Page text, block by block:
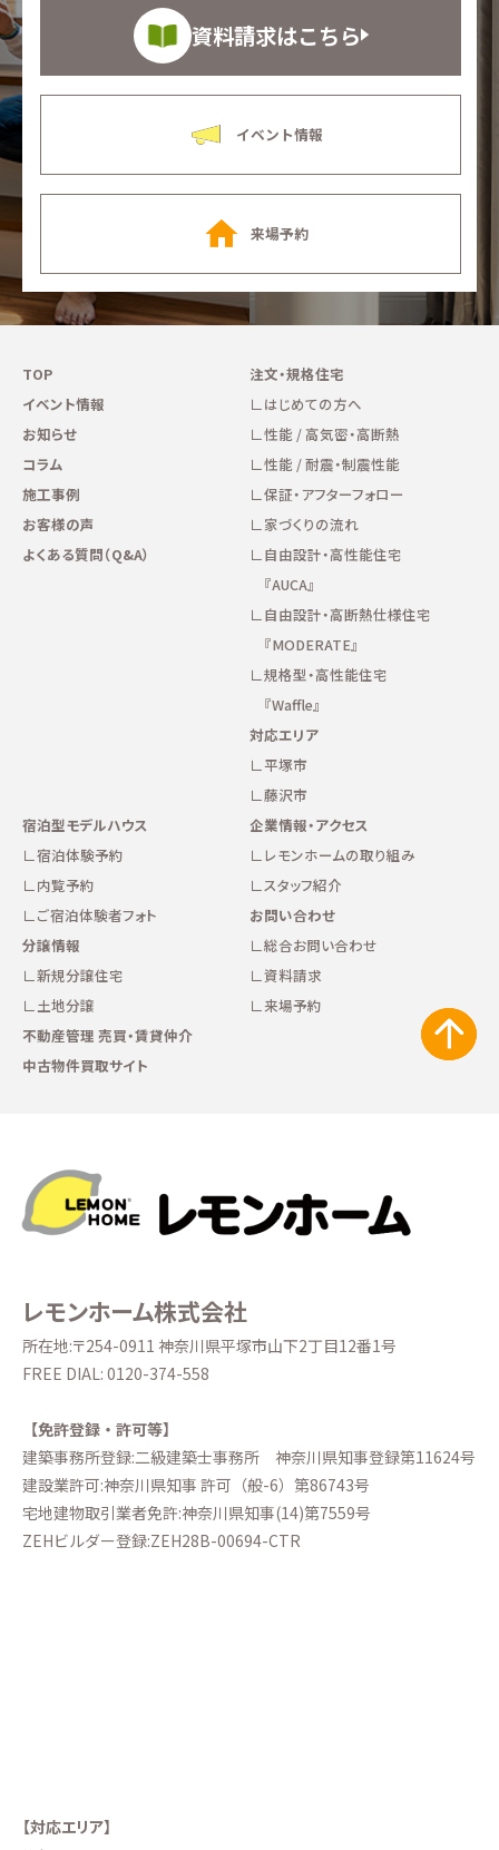
資料請求はこちら
イベント情報
来場予約
TOP
イベント情報
お知らせ
コラム
施工事例
お客様の声
よくある質問（Q&A）
注文・規格住宅
はじめての方へ
性能 / 高気密・高断熱
性能 / 耐震・制震性能
保証・アフターフォロー
家づくりの流れ
自由設計・高性能住宅
『AUCA』
自由設計・高断熱仕様住宅
『MODERATE』
規格型・高性能住宅
『Waffle』
対応エリア
平塚市
藤沢市
宿泊型モデルハウス
宿泊体験予約
内覧予約
ご宿泊体験者フォト
分譲情報
新規分譲住宅
土地分譲
不動産管理 売買・賃貸仲介
中古物件買取サイト
企業情報・アクセス
レモンホームの取り組み
スタッフ紹介
お問い合わせ
総合お問い合わせ
資料請求
来場予約
レモンホーム株式会社
所在地:〒254-0911 神奈川県平塚市山下2丁目12番1号
FREE DIAL: 0120-374-558
【免許登録・許可等】
建築事務所登録:二級建築士事務所 神奈川県知事登録第11624号
建設業許可:神奈川県知事 許可（般-6）第86743号
宅地建物取引業者免許:神奈川県知事(14)第7559号
ZEHビルダー登録:ZEH28B-00694-CTR
【対応エリア】